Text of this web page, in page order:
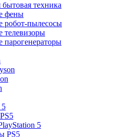
техника
фены
робот-пылесосы
телевизоры
парогенераторы
5
5
PS5